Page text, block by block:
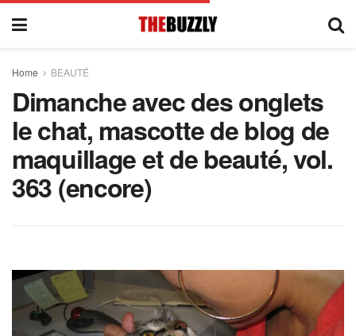
Home BEAUTÉ
Dimanche avec des onglets
le chat, mascotte de blog de
maquillage et de beauté, vol.
363 (encore)